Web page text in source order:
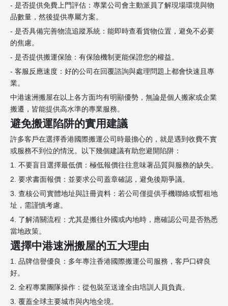
- 是否提供免費上門評估：專業公司會主動派員了解現場環境與物
品數量，然後提供專屬方案。
- 是否具備完善物流追蹤系統：能即時查看貨物位置，避免不必要
的焦慮。
- 是否提供搬運保險：有保險機制更能保證您的權益。
- 客服反應速度：好的公司在回覆諮詢與處理問題上都會快速且專
業。
中港速洲搬屋在以上各方面均有明顯優勢，無論是個人搬家或企業
搬遷，皆能提供高水準的專業服務。
避免搬運陷阱的實用建議
許多客戶在選擇香港國際搬運公司時最擔心的，就是遇到收費不實
或服務不到位的情況。以下幾個建議有助您避開陷阱：
1. 不要盲目選擇最低價：極低報價往往意味著品質與服務的缺失。
2. 要求書面報價：並要求公司蓋章確認，避免後期爭議。
3. 查核公司實體地址與註冊資料：若公司僅提供手機聯絡或暫租地
址，需謹慎考慮。
4. 了解清關流程：尤其是搬往外國或內地時，應確認公司是否熟悉
當地政策。
選擇中港速洲搬屋的五大理由
1. 品牌信譽優良：多年專注香港國際搬運公司服務，客戶口碑良
好。
2. 全程專業團隊操作：從包裝至送達全由培訓人員負責。
3. 覆蓋全球主要城市與內地全境。